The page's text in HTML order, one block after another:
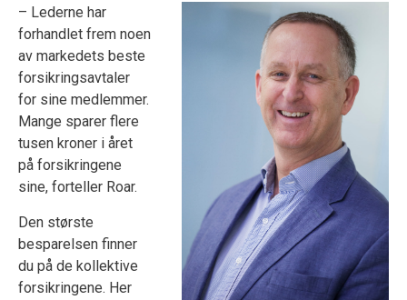
– Lederne har
forhandlet frem noen
av markedets beste
forsikringsavtaler
for sine medlemmer.
Mange sparer flere
tusen kroner i året
på forsikringene
sine, forteller Roar.
Den største
besparelsen finner
du på de kollektive
forsikringene. Her